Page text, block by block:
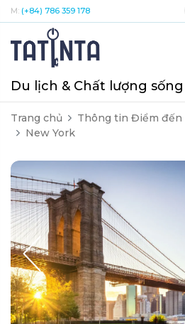
M: (+84) 786 359 178
Du lịch & Chất lượng sống
Trang chủ Thông tin Điểm đến
New York